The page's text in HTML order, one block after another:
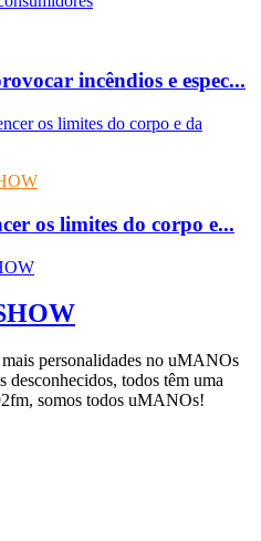
incêndios e espec...
os limites do corpo e...
personalidades no uMANOs
desconhecidos, todos têm uma
somos todos uMANOs!